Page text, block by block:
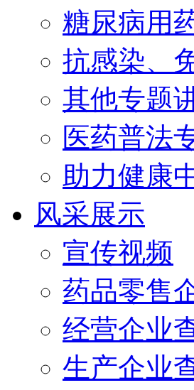
糖尿病用
抗感染、
其他专题
医药普法
助力健康
风采展示
宣传视频
药品零售
经营企业
生产企业